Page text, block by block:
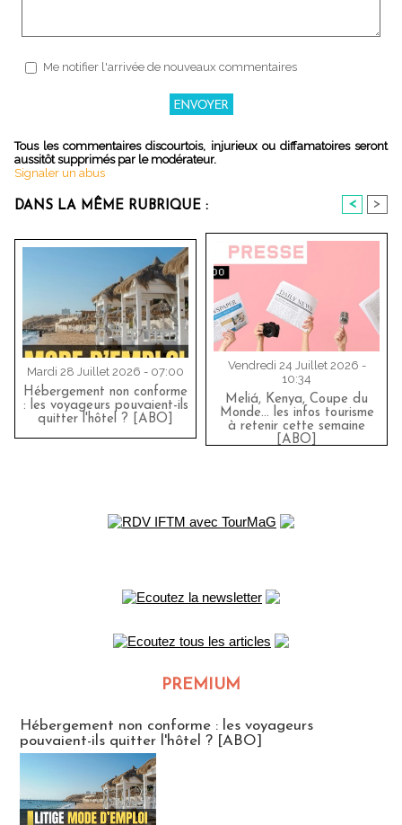
Me notifier l'arrivée de nouveaux commentaires
Tous les commentaires discourtois, injurieux ou diffamatoires seront
aussitôt supprimés par le modérateur.
Signaler un abus
DANS LA MÊME RUBRIQUE : < >
Mardi 28 Juillet 2026 - 07:00
Hébergement non conforme
: les voyageurs pouvaient-ils
quitter l'hôtel ? [ABO]
Vendredi 24 Juillet 2026 -
10:34
Meliá, Kenya, Coupe du
Monde… les infos tourisme
à retenir cette semaine
[ABO]
PREMIUM
Hébergement non conforme : les voyageurs
pouvaient-ils quitter l'hôtel ? [ABO]